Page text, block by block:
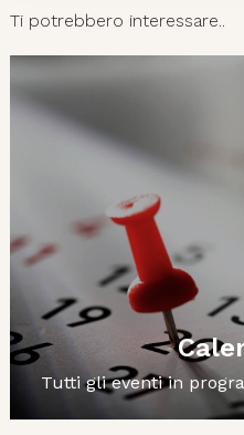
Ti potrebbero interessare..
Tutti gli eventi in